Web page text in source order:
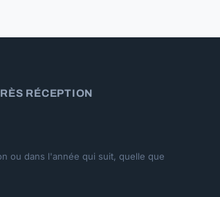
RÉCEPTION
ou dans l'année qui suit, quelle que